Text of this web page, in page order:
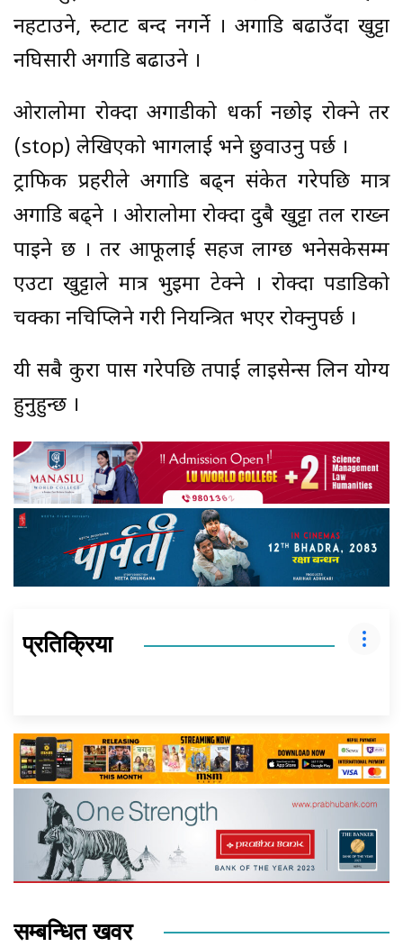
नहटाउने, स्र्टाट बन्द नगर्ने । अगाडि बढाउँदा खुट्टा
नघिसारी अगाडि बढाउने ।
ओरालोमा रोक्दा अगाडीको धर्का नछोइ रोक्ने तर
(stop) लेखिएको भागलाई भने छुवाउनु पर्छ ।
ट्राफिक प्रहरीले अगाडि बढ्न संकेत गरेपछि मात्र
अगाडि बढ्ने । ओरालोमा रोक्दा दुबै खुट्टा तल राख्न
पाइने छ । तर आफूलाई सहज लाग्छ भनेसकेसम्म
एउटा खुट्टाले मात्र भुइमा टेक्ने । रोक्दा पडाडिको
चक्का नचिप्लिने गरी नियन्त्रित भएर रोक्नुपर्छ ।
यी सबै कुरा पास गरेपछि तपाई लाइसेन्स लिन योग्य
हुनुहुन्छ ।
प्रतिक्रिया
सम्बन्धित खवर